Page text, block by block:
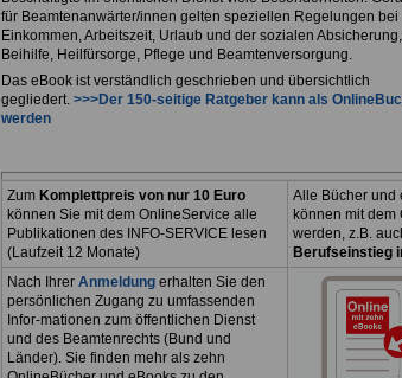
für Beamtenanwärter/innen gelten speziellen Regelungen bei
Einkommen, Arbeitszeit, Urlaub und der sozialen Absicherung,
Beihilfe, Heilfürsorge, Pflege und Beamtenversorgung.
Das eBook ist verständlich geschrieben und übersichtlich
gegliedert. >>>Der 150-seitige Ratgeber kann als
werden
Zum Komplettpreis von nur 10 Euro
können Sie mit dem OnlineService alle
Publikationen des INFO-SERVICE lesen
(Laufzeit 12 Monate)
Alle Bücher und
können mit dem
werden, z.B.
Berufseinstieg
Nach Ihrer Anmeldungerhalten Sie den
persönlichen Zugang zu umfassenden
Infor-mationen zum öffentlichen Dienst
und des Beamtenrechts (Bund und
Länder). Sie finden mehr als zehn